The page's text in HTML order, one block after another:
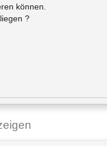
können.
?